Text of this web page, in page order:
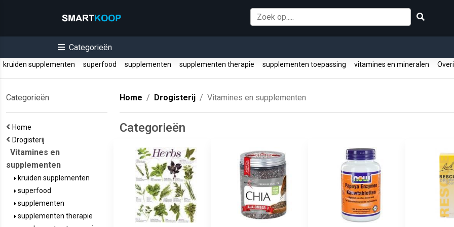
Categorieën
kruiden supplementen superfood supplementen supplementen therapie supplementen toepassing vitamines en mineralen
Categorieën
Home
Drogisterij
Vitamines en
supplementen
kruiden supplementen
superfood
supplementen
supplementen therapie
Home Drogisterij Vitamines en supplementen
Categorieën